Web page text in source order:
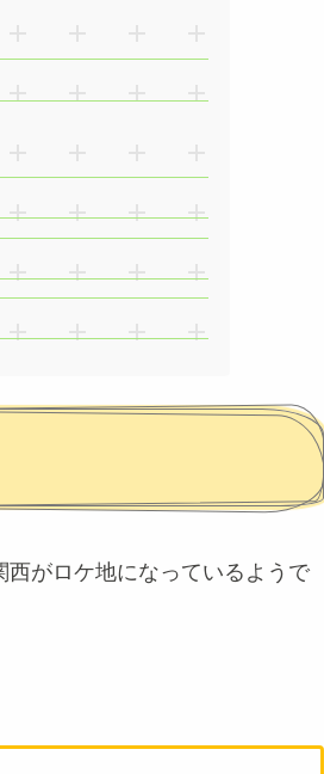
西がロケ地になっているようで